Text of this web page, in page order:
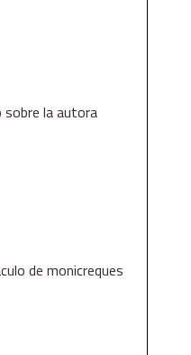
sobre la autora
de monicreques